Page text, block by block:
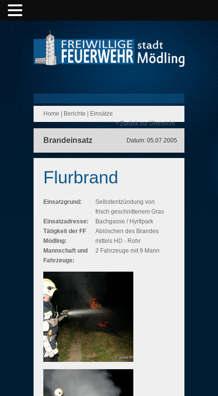
Home Berichte
Einsätze
< Zurück zur Übersicht
Brandeinsatz Datum: 05.07.2005
Flurbrand
Einsatzgrund:
Selbstentzündung von
frisch geschnittenem Gras
Einsatzadresse:
Bachgasse / Hyrtlpark
Tätigkeit der FF
Mödling:
Ablöschen des Brandes
mittels HD - Rohr
Mannschaft und
Fahrzeuge:
2 Fahrzeuge mit 9 Mann